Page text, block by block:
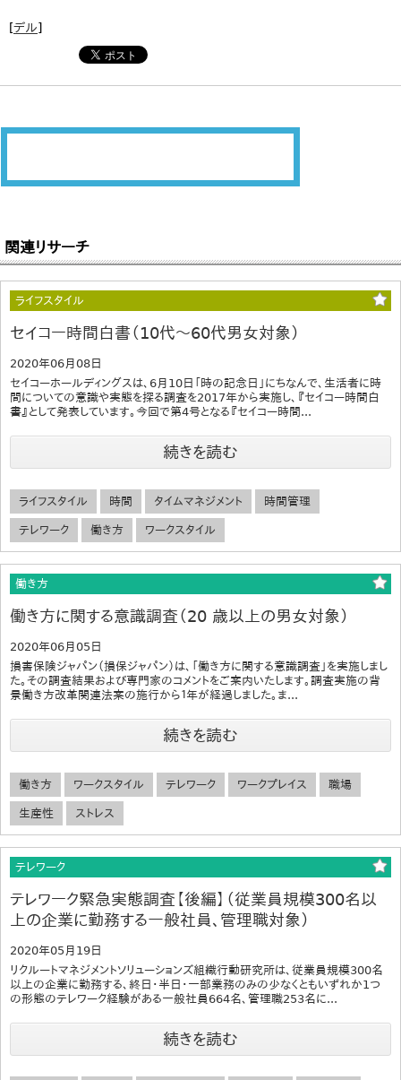
[デル]
関連リサーチ
ライフスタイル
セイコー時間白書（10代～60代男女対象）
2020年06月08日
セイコーホールディングスは、6月10日「時の記念日」にちなんで、生活者に時
間についての意識や実態を探る調査を2017年から実施し、『セイコー時間白
書』として発表しています。今回で第4号となる『セイコー時間...
続きを読む
ライフスタイル 時間 タイムマネジメント 時間管理
テレワーク 働き方 ワークスタイル
働き方
働き方に関する意識調査（20 歳以上の男女対象）
2020年06月05日
損害保険ジャパン（損保ジャパン）は、「働き方に関する意識調査」を実施しまし
た。その調査結果および専門家のコメントをご案内いたします。調査実施の背
景働き方改革関連法案の施行から１年が経過しました。ま...
続きを読む
働き方 ワークスタイル テレワーク ワークプレイス 職場
生産性 ストレス
テレワーク
テレワーク緊急実態調査【後編】（従業員規模300名以
上の企業に勤務する一般社員、管理職対象）
2020年05月19日
リクルートマネジメントソリューションズ組織行動研究所は、従業員規模300名
以上の企業に勤務する、終日・半日・一部業務のみの少なくともいずれか1つ
の形態のテレワーク経験がある一般社員664名、管理職253名に...
続きを読む